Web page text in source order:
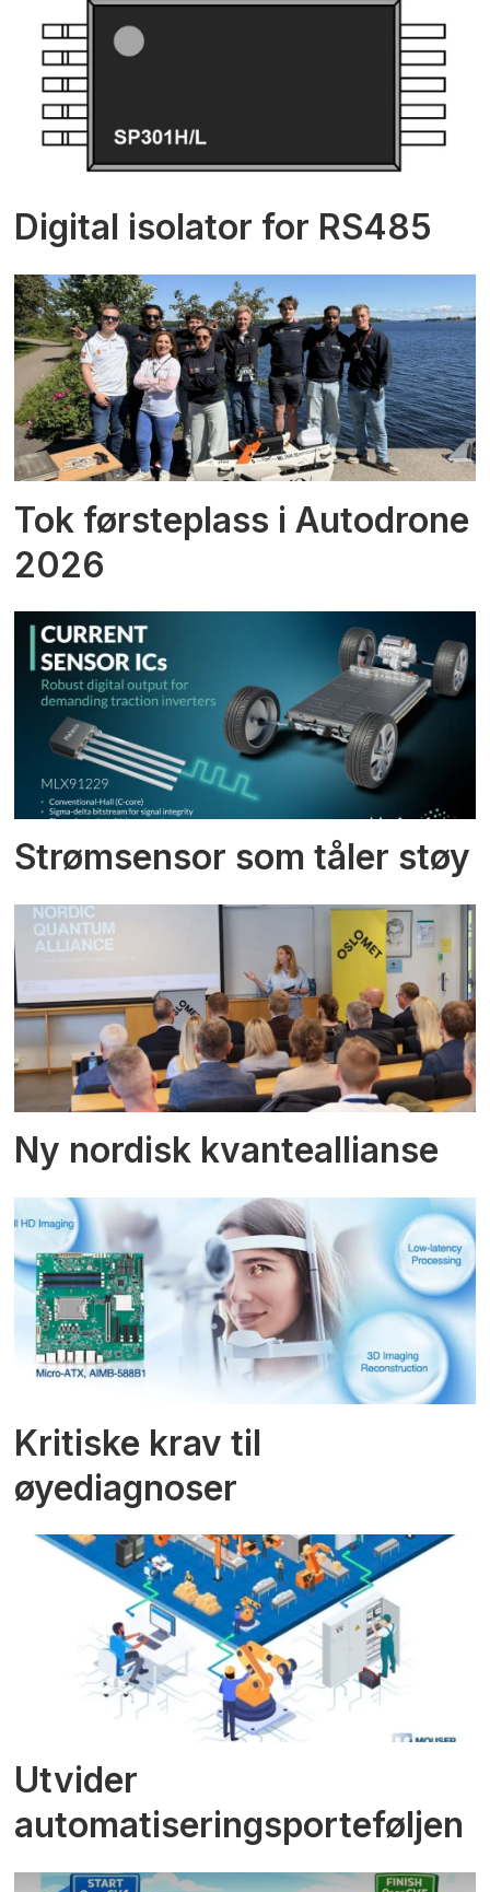
Digital isolator for RS485
Tok førsteplass i Autodrone
2026
Strømsensor som tåler støy
Ny nordisk kvanteallianse
Kritiske krav til
øyediagnoser
Utvider
automatiseringsporteføljen